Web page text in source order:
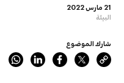
21 مارس 2022
البيئة
شارك الموضوع